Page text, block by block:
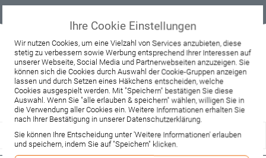
Beratung & Verkauf
+49 37467 66944
Montag - Freitag:
10:00 - 12:00 Uhr
13:00 - 16:00 Uhr
Samstag:
9:00 - 12:00 Uhr
Lieferzeitanfrage Widerruf
Ihre Cookie Einstellungen
Wir nutzen Cookies, um eine Vielzahl von Services anzubieten, diese
stetig zu verbessern sowie Werbung entsprechend Ihrer Interessen auf
unserer Webseite, Social Media und Partnerwebseiten anzuzeigen. Sie
können sich die Cookies durch Auswahl der Cookie-Gruppen anzeigen
lassen und durch Setzen eines Häkchens entscheiden, welche
Cookies ausgespielt werden. Mit "Speichern" bestätigen Sie diese
Auswahl. Wenn Sie "alle erlauben & speichern" wählen, willigen Sie in
die Verwendung aller Cookies ein. Weitere Informationen erhalten Sie
nach Ihrer Bestätigung in unserer Datenschutzerklärung.
Sie können Ihre Entscheidung unter 'Weitere Informationen' erlauben
und speichern, indem Sie auf "Speichern" klicken.